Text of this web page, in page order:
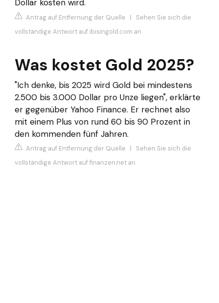
Dollar kosten wird.
Antrag auf Entfernung der Quelle | Sehen Sie sich die
vollständige Antwort auf ibisingold.com an
Was kostet Gold 2025?
"Ich denke, bis 2025 wird Gold bei mindestens
2.500 bis 3.000 Dollar pro Unze liegen", erklärte
er gegenüber Yahoo Finance. Er rechnet also
mit einem Plus von rund 60 bis 90 Prozent in
den kommenden fünf Jahren.
Antrag auf Entfernung der Quelle | Sehen Sie sich die
vollständige Antwort auf finanzen.net an